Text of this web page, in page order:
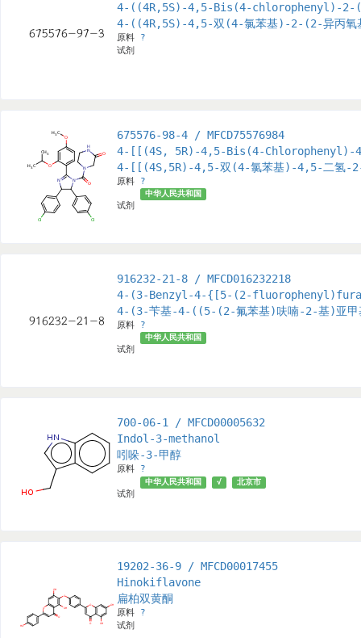
4-((4R,5S)-4,5-Bis(4-chlorophenyl)-2-
4-((4R,5S)-4,5-双(4-氯苯基)-2-(2-异丙氧
原料 ?
试剂
675576-98-4 / MFCD75576984
4-[[(4S, 5R)-4,5-Bis(4-Chlorophenyl)-
4-[[(4S,5R)-4,5-双(4-氯苯基)-4,5-二氢-
原料 ?
试剂
中华人民共和国
916232-21-8 / MFCD016232218
4-(3-Benzyl-4-{[5-(2-
4-(3-苄基-4-((5-(2-氟苯基)呋喃-2-基)亚
原料 ?
试剂
中华人民共和国
700-06-1 / MFCD00005632
Indol-3-methanol
吲哚-3-甲醇
原料 ?
试剂
中华人民共和国 √ 北京市
19202-36-9 / MFCD00017455
Hinokiflavone
扁柏双黄酮
原料 ?
试剂